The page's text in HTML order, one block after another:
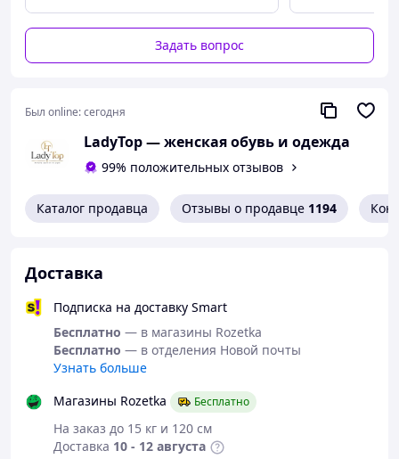
Производство — фабричный Китай.
Задать вопрос
Был online:сегодня
LadyTop — женская обувь и одежда
99% положительных отзывов
Каталог продавца Отзывы о продавце 1194
Доставка
Подписка на доставку Smart
Бесплатно — в магазины Rozetka
Бесплатно — в отделения Новой почты
Узнать больше
Магазины Rozetka
Бесплатно
На заказ до 15 кг и 120 см
Доставка 10 - 12 августа